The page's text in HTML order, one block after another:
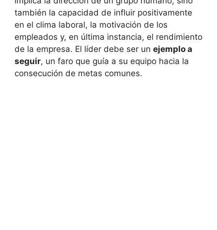
también la capacidad de influir positivamente
en el clima laboral, la motivación de los
empleados y, en última instancia, el rendimiento
de la empresa. El líder debe ser un ejemplo a
seguir, un faro que guía a su equipo hacia la
consecución de metas comunes.